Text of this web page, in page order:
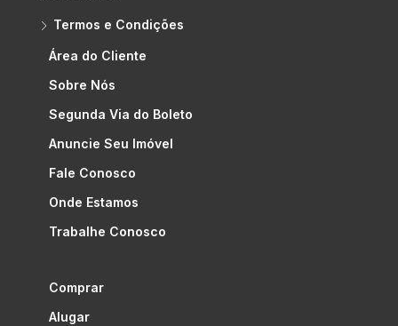
Termos e Condições
Área do Cliente
Sobre Nós
Segunda Via do Boleto
Anuncie Seu Imóvel
Fale Conosco
Onde Estamos
Trabalhe Conosco
Comprar
Alugar